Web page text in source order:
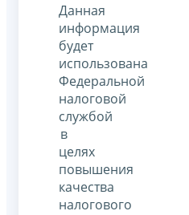
Данная
информация
будет
использована
Федеральной
налоговой
службой
в
целях
повышения
качества
налогового